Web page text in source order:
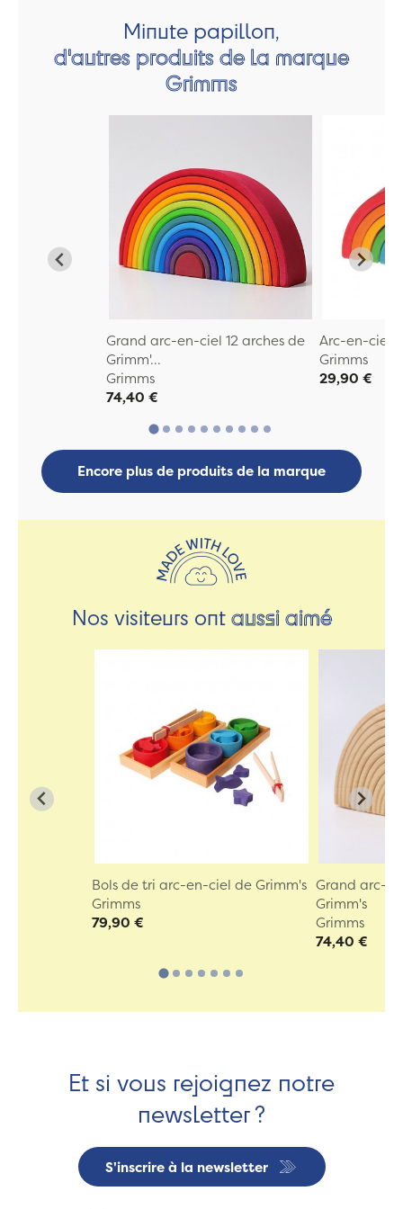
Minute papillon,
d'autres produits de la marque
Grimms
Grand arc-en-ciel 12 arches de
Grimm'...
Grimms
74,40 €
Arc-en-ciel
Grimms
29,90 €
Encore plus de produits de la marque
Nos visiteurs ontaussi aimé
Bols de tri arc-en-ciel de Grimm's
Grimms
79,90 €
Grand arc-
Grimm's
Grimms
74,40 €
Et si vous rejoignez notre
newsletter ?
S'inscrire à la newsletter